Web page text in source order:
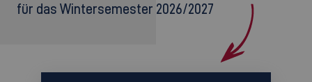
für das Wintersemester 2026/2027